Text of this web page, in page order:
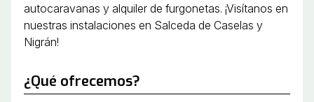
autocaravanas y alquiler de furgonetas. ¡Visítanos en
nuestras instalaciones en Salceda de Caselas y
Nigrán!
¿Qué ofrecemos?